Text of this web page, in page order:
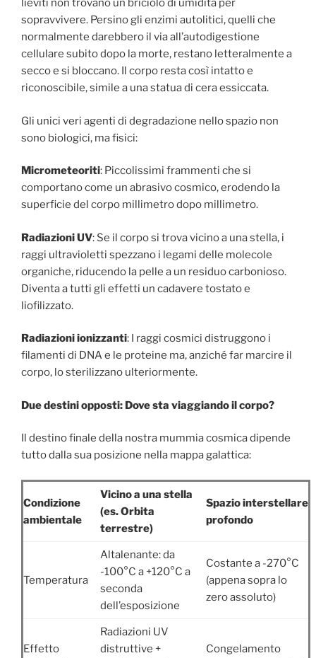
lieviti non trovano un briciolo di umidità per
sopravvivere. Persino gli enzimi autolitici, quelli che
normalmente darebbero il via all’autodigestione
cellulare subito dopo la morte, restano letteralmente a
secco e si bloccano. Il corpo resta così intatto e
riconoscibile, simile a una statua di cera essiccata.
Gli unici veri agenti di degradazione nello spazio non
sono biologici, ma fisici:
Micrometeoriti: Piccolissimi frammenti che si
comportano come un abrasivo cosmico, erodendo la
superficie del corpo millimetro dopo millimetro.
Radiazioni UV: Se il corpo si trova vicino a una stella, i
raggi ultravioletti spezzano i legami delle molecole
organiche, riducendo la pelle a un residuo carbonioso.
Diventa a tutti gli effetti un cadavere tostato e
liofilizzato.
Radiazioni ionizzanti: I raggi cosmici distruggono i
filamenti di DNA e le proteine ma, anziché far marcire il
corpo, lo sterilizzano ulteriormente.
Due destini opposti: Dove sta viaggiando il corpo?
Il destino finale della nostra mummia cosmica dipende
tutto dalla sua posizione nella mappa galattica:
Condizione
ambientale
Vicino a una stella
(es. Orbita
terrestre)
Spazio interstellare
profondo
Temperatura
Altalenante: da
-100°C a +120°C a
seconda
dell’esposizione
Costante a -270°C
(appena sopra lo
zero assoluto)
Effetto
Radiazioni UV
distruttive +
Congelamento